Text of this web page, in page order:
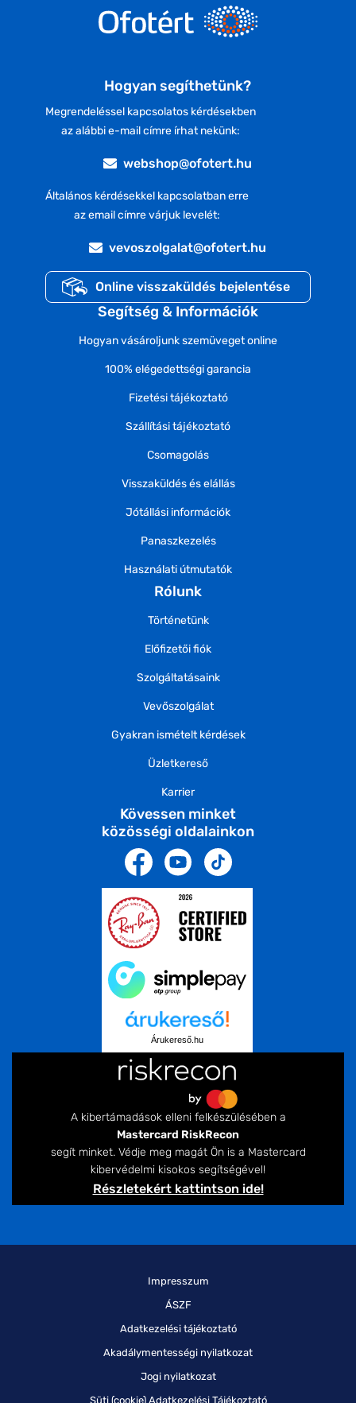
Hogyan segíthetünk?
Megrendeléssel kapcsolatos kérdésekben
az alábbi e-mail címre írhat nekünk:
webshop@ofotert.hu
Általános kérdésekkel kapcsolatban erre
az email címre várjuk levelét:
vevoszolgalat@ofotert.hu
Online visszaküldés bejelentése
Segítség & Információk
Hogyan vásároljunk szemüveget online
100% elégedettségi garancia
Fizetési tájékoztató
Szállítási tájékoztató
Csomagolás
Visszaküldés és elállás
Jótállási információk
Panaszkezelés
Használati útmutatók
Rólunk
Történetünk
Előfizetői fiók
Szolgáltatásaink
Vevőszolgálat
Gyakran ismételt kérdések
Üzletkereső
Karrier
Kövessen minket
közösségi oldalainkon
Árukereső.hu
A kibertámadások elleni felkészülésében a
Mastercard RiskRecon
segít minket. Védje meg magát Ön is a Mastercard
kibervédelmi kisokos segítségével!
Részletekért kattintson ide!
Impresszum
ÁSZF
Adatkezelési tájékoztató
Akadálymentességi nyilatkozat
Jogi nyilatkozat
Süti (cookie) Adatkezelési Tájékoztató